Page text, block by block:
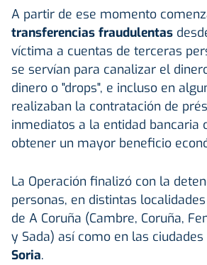
A partir de ese momento
transferencias fraudulentas
víctima a cuentas de terceras
se servían para canalizar el
dinero o "drops", e incluso en
realizaban la contratación de
inmediatos a la entidad bancaria
obtener un mayor beneficio
La Operación finalizó con la
personas, en distintas
de A Coruña (Cambre, Coruña,
y Sada) así como en las ciudades
Soria.